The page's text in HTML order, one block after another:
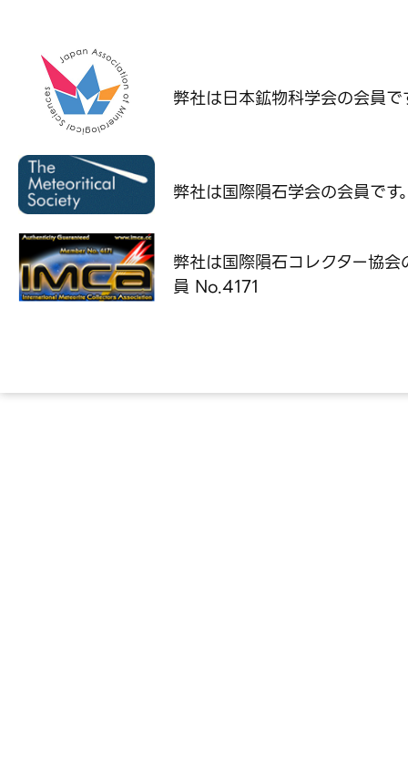
弊社は日本鉱物科学会の会員で
弊社は国際隕石学会の会員です
弊社は国際隕石コレクター協会
員 No.4171